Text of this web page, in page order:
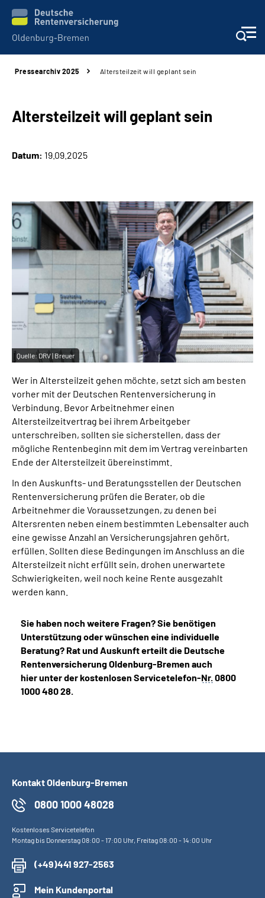
Beratung und Kontakt
Presse
Über Uns
Inhalte in Gebärdensprache (DGS)
Leichte Sprache
Suche
Mein Kundenportal
Pressearchiv 2025 Altersteilzeit will geplant sein
Altersteilzeit will geplant sein
Datum: 19.09.2025
Quelle: DRV | Breuer
Wer in Altersteilzeit gehen möchte, setzt sich am besten
vorher mit der Deutschen Rentenversicherung in
Verbindung. Bevor Arbeitnehmer einen
Altersteilzeitvertrag bei ihrem Arbeitgeber
unterschreiben, sollten sie sicherstellen, dass der
mögliche Rentenbeginn mit dem im Vertrag vereinbarten
Ende der Altersteilzeit übereinstimmt.
In den Auskunfts- und Beratungsstellen der Deutschen
Rentenversicherung prüfen die Berater, ob die
Arbeitnehmer die Voraussetzungen, zu denen bei
Altersrenten neben einem bestimmten Lebensalter auch
eine gewisse Anzahl an Versicherungsjahren gehört,
erfüllen. Sollten diese Bedingungen im Anschluss an die
Altersteilzeit nicht erfüllt sein, drohen unerwartete
Schwierigkeiten, weil noch keine Rente ausgezahlt
werden kann.
Sie haben noch weitere Fragen? Sie benötigen
Unterstützung oder wünschen eine individuelle
Beratung? Rat und Auskunft erteilt die Deutsche
Rentenversicherung Oldenburg-Bremen auch
hier unter der kostenlosen Servicetelefon-Nr.0800
1000 480 28.
Kontakt Oldenburg-Bremen
0800 1000 48028
Kostenloses Servicetelefon
Montag bis Donnerstag 08:00 - 17:00 Uhr, Freitag 08:00 - 14:00 Uhr
(+49)441 927-2563
Mein Kundenportal